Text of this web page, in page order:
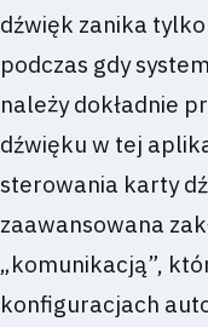
dźwięk zanika
podczas gdy
należy dokładnie
dźwięku w tej
sterowania karty
zaawansowana
„komunikacją”,
konfiguracjach